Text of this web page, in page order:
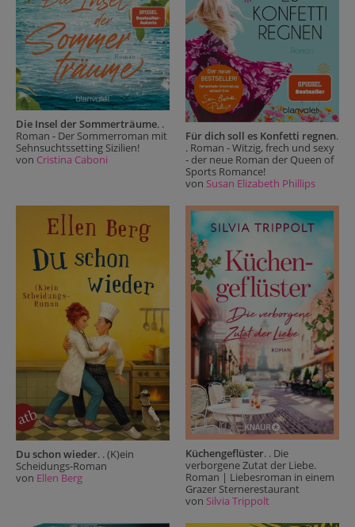
Die Insel der Sommerträume. .
Roman - Der Sommerroman mit
Sehnsuchtssetting Sizilien!
von Cristina Caboni
Für dich soll es Konfetti regnen.
. Roman - Witzig, frech und sexy
- der neue Roman der Queen of
Sports Romance!
von Susan Elizabeth Phillips
Du schon wieder. . (K)ein
Scheidungs-Roman
von Ellen Berg
Küchengeflüster. . Die
verborgene Zutat der Liebe.
Roman | Liebesroman in einem
Grazer Sternerestaurant
von Silvia Trippolt